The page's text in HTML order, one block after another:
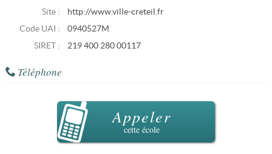
Site :
http://www.ville-creteil.fr
Code UAI :
0940527M
SIRET :
219 400 280 00117
Téléphone
Appeler
cette école